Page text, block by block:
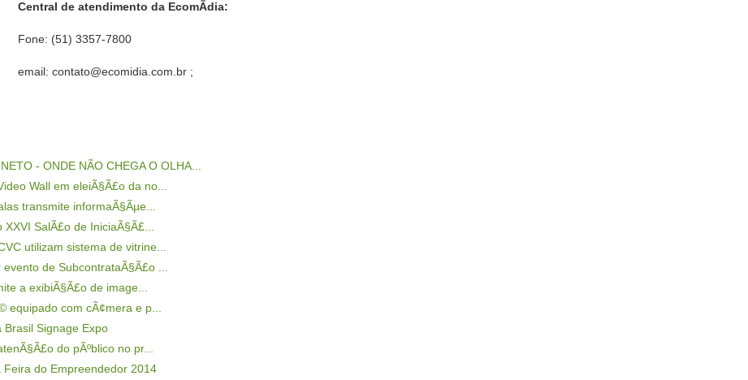
Central de atendimento da EcomÃ­dia:
Fone: (51) 3357-7800
email: contato@ecomidia.com.br ;
- ONDE NÃO CHEGA O OLHA...
Wall em eleiÃ§Ã£o da no...
transmite informaÃ§Ãµe...
SalÃ£o de IniciaÃ§Ã£...
utilizam sistema de vitrine...
de SubcontrataÃ§Ã£o ...
a exibiÃ§Ã£o de image...
equipado com cÃ¢mera e p...
Brasil Signage Expo
do pÃºblico no pr...
Feira do Empreendedor 2014